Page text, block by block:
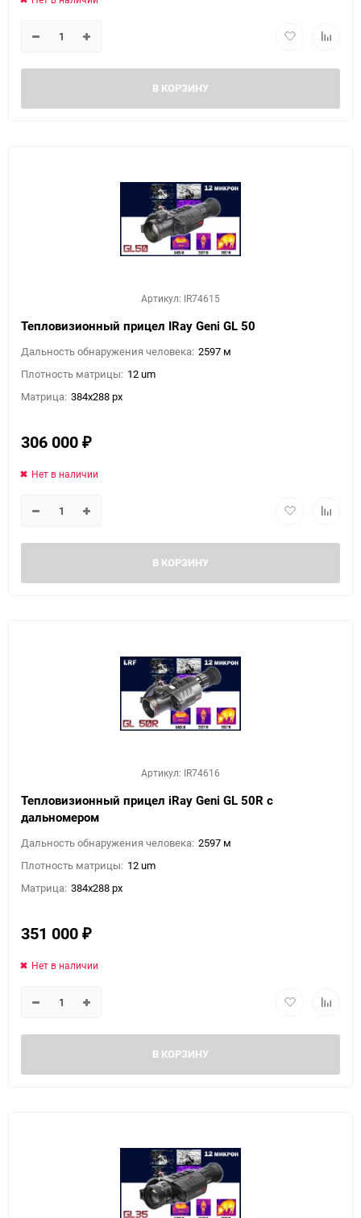
В КОРЗИНУ
Артикул: IR74615
Тепловизионный прицел IRay Geni GL 50
Дальность обнаружения человека: 2597 м
Плотность матрицы: 12 um
Матрица: 384x288 px
306 000 ₽
Нет в наличии
В КОРЗИНУ
Артикул: IR74616
Тепловизионный прицел iRay Geni GL 50R с
дальномером
Дальность обнаружения человека: 2597 м
Плотность матрицы: 12 um
Матрица: 384x288 px
351 000 ₽
Нет в наличии
В КОРЗИНУ